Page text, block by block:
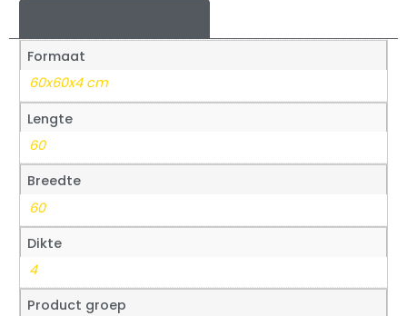
Formaat
60x60x4 cm
Lengte
60
Breedte
60
Dikte
4
Product groep